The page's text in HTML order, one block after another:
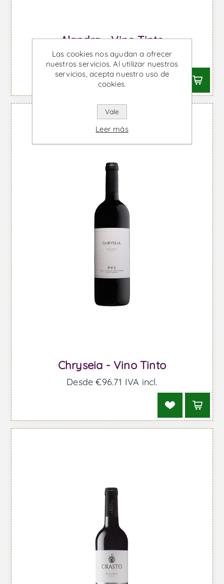
Alandra - Vino Tinto
Desde €4,32 IVA incl.
Chryseia - Vino Tinto
Desde €96,71 IVA incl.
Las cookies nos ayudan a ofrecer
nuestros servicios. Al utilizar nuestros
servicios, acepta nuestro uso de
cookies.
Vale
Leer más